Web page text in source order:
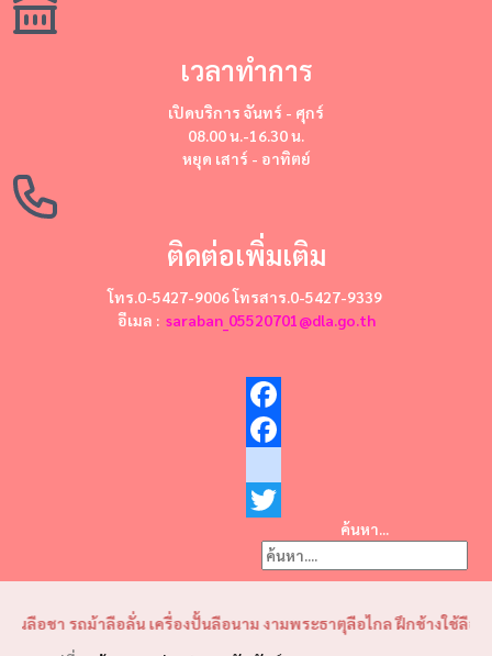
เวลาทำการ
เปิดบริการ จันทร์ - ศุกร์
08.00 น.-16.30 น.
หยุด เสาร์ - อาทิตย์
ติดต่อเพิ่มเติม
โทร.0-5427-9006 โทรสาร.0-5427-9339
อีเมล : saraban_05520701@dla.go.th
Twitter
ค้นหา...
า รถม้าลือลั่น เครื่องปั้นลือนาม งามพระธาตุลือไกล ฝึกช้างใช้ลือโลก"